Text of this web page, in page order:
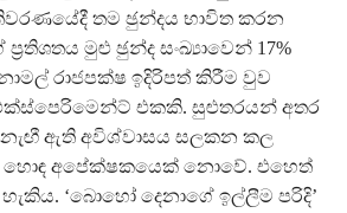
තම ඡුන්දය භාවිත කරන
මුළු ඡුන්ද සංඛ්‍යාවෙන් 17%
රාජපක්ෂ ඉදිරිපත් කිරීම වුව
එකකි. සුළුතරයන් අතර
ඇති අවිශ්වාසය සලකන කල
හොඳ අපේක්ෂකයෙක් නොවේ. එහෙත්
හැකිය. ‘‍බොහෝ දෙනාගේ ඉල්ලීම පරිදි’